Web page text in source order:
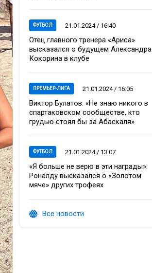
ФУТБОЛ 21.01.2024 / 16:40
Отец главного тренера «Ариса»
высказался о будущем Александра
Кокорина в клубе
ПРЕМЬЕР-ЛИГА 21.01.2024 / 16:05
Виктор Булатов: «Не знаю никого в
спартаковском сообществе, кто
грудью стоял бы за Абаскаля»
ФУТБОЛ 21.01.2024 / 13:07
«Я больше не верю в эти награды»:
Роналду высказался о «Золотом
мяче» других трофеях
Все новости